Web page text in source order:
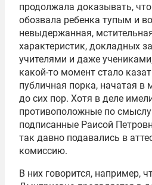
продолжала доказывать,
обозвала ребенка тупым и
невыдержанная,
характеристик, докладных
учителями и даже
какой-то момент стало
публичная порка, начатая в
до сих пор. Хотя в деле
противоположные по смыслу
подписанные Раисой
так давно подавались в
комиссию.
В них говорится, например,